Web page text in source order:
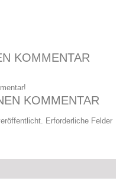
KOMMENTAR
KOMMENTAR
Erforderliche Felder